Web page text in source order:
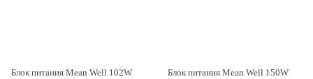
Блок питания Mean Well 102W
Блок питания Mean Well 150W